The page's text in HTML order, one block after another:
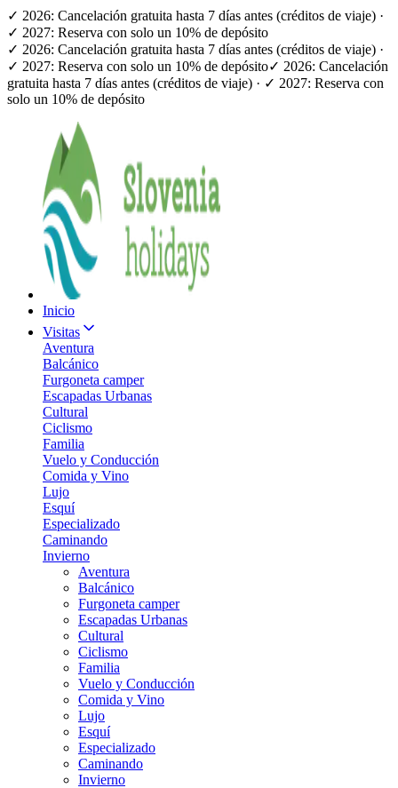
✓ 2026: Cancelación gratuita hasta 7 días antes (créditos de viaje) ·
✓ 2027: Reserva con solo un 10% de depósito
✓ 2026: Cancelación gratuita hasta 7 días antes (créditos de viaje) ·
✓ 2027: Reserva con solo un 10% de depósito✓ 2026: Cancelación
gratuita hasta 7 días antes (créditos de viaje) · ✓ 2027: Reserva con
solo un 10% de depósito
Inicio
Visitas
Aventura
Balcánico
Furgoneta camper
Escapadas Urbanas
Cultural
Ciclismo
Familia
Vuelo y Conducción
Comida y Vino
Lujo
Esquí
Especializado
Caminando
Invierno
Aventura
Balcánico
Furgoneta camper
Escapadas Urbanas
Cultural
Ciclismo
Familia
Vuelo y Conducción
Comida y Vino
Lujo
Esquí
Especializado
Caminando
Invierno